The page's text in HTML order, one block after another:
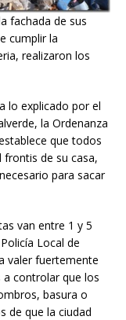
fachada de sus
cumplir la
realizaron los
lo explicado por el
la Ordenanza
que todos
de su casa,
para sacar
van entre 1 y 5
Local de
valer fuertemente
a controlar que los
basura o
de que la ciudad